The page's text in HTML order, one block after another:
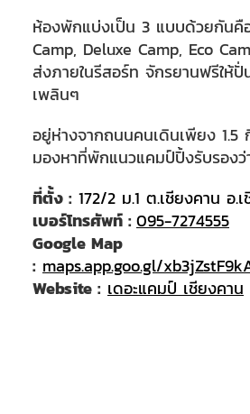
ห้องพักแบ่งเป็น 3 แบบด้วยกันคื
Camp, Deluxe Camp, Eco
ส่งภายในรีสอร์ท จักรยานฟรีให้
เพลินๆ
อยู่ห่างจากถนนคนเดินเพียง 1.5
มองหาที่พักแนวแคมป์ปิ้งรับรอง
ที่ตั้ง : 172/2 ม.1 ต.เชียงคาน อ.
เบอร์โทรศัพท์ : 095-7274555
Google Map
: maps.app.goo.gl/
Website : เดอะแคมป์ เชียงคาน